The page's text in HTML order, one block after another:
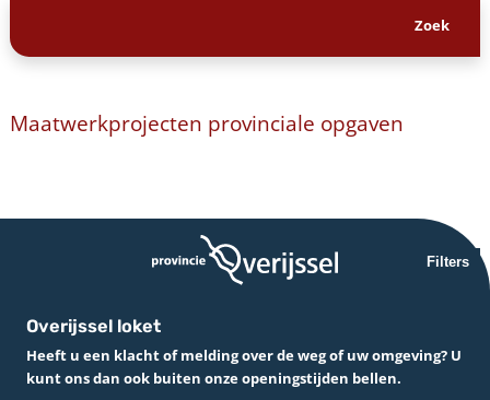
Maatwerkprojecten provinciale opgaven
Filters
Overijssel loket
Heeft u een klacht of melding over de weg of uw omgeving? U
kunt ons dan ook buiten onze openingstijden bellen.